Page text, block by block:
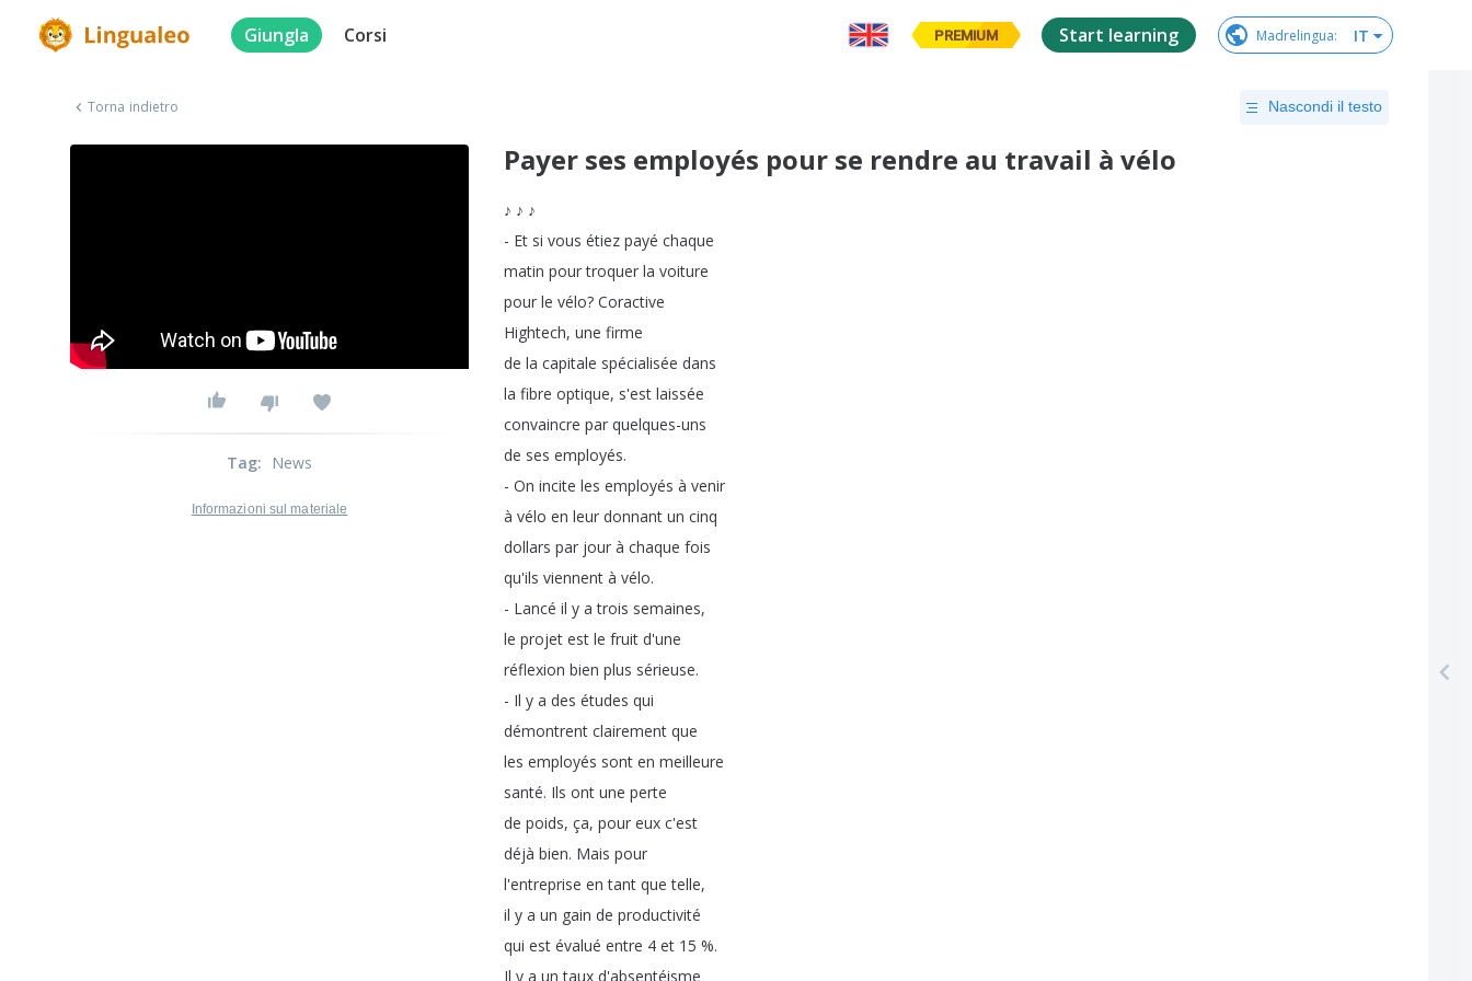
Giungla Corsi PREMIUM Start learning Madrelingua: IT
Torna indietro Nascondi il testo
Payer ses employés pour se rendre au travail à vélo
♪ ♪ ♪
- Et si vous étiez payé chaque
matin pour troquer la voiture
pour le vélo? Coractive
Hightech, une firme
de la capitale spécialisée dans
la fibre optique, s'est laissée
convaincre par quelques-uns
de ses employés.
- On incite les employés à venir
à vélo en leur donnant un cinq
dollars par jour à chaque fois
qu'ils viennent à vélo.
- Lancé il y a trois semaines,
le projet est le fruit d'une
réflexion bien plus sérieuse.
- Il y a des études qui
démontrent clairement que
les employés sont en meilleure
santé. Ils ont une perte
de poids, ça, pour eux c'est
déjà bien. Mais pour
l'entreprise en tant que telle,
il y a un gain de productivité
qui est évalué entre 4 et 15 %.
Il y a un taux d'absentéisme
Tag: News
Informazioni sul materiale